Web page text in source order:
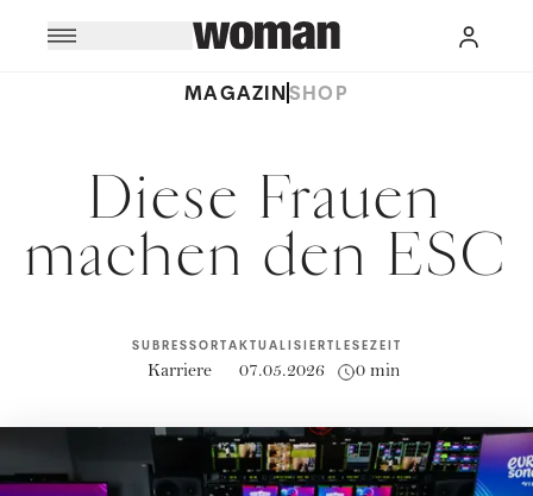
MAGAZINSHOP
Diese Frauen
machen den ESC
SUBRESSORT
Karriere
AKTUALISIERT
07.05.2026
LESEZEIT
0 min